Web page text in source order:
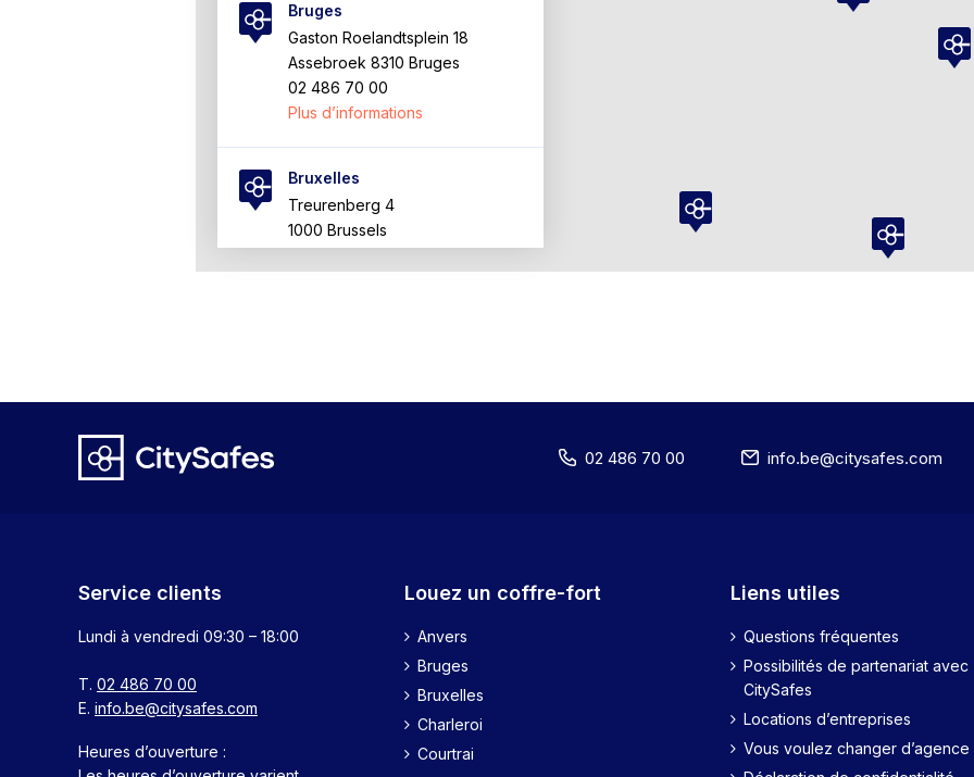
Bruges
Gaston Roelandtsplein 18
Assebroek 8310 Bruges
02 486 70 00
Plus d’informations
Bruxelles
Treurenberg 4
1000 Brussels
Normaalschoolstraat 27
02 486 70 00 info.be@citysafes.com
Service clients
Lundi à vendredi 09:30 – 18:00
T. 02 486 70 00
E. info.be@citysafes.com
Heures d’ouverture :
Louez un coffre-fort
Anvers
Bruges
Bruxelles
Charleroi
Courtrai
Liens utiles
Questions fréquentes
Possibilités de partenariat avec
CitySafes
Locations d’entreprises
Vous voulez changer d’agence